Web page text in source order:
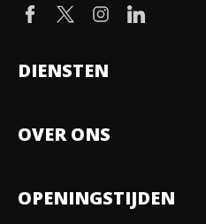
DIENSTEN
OVER ONS
Organisatie
OPENINGSTIJDEN